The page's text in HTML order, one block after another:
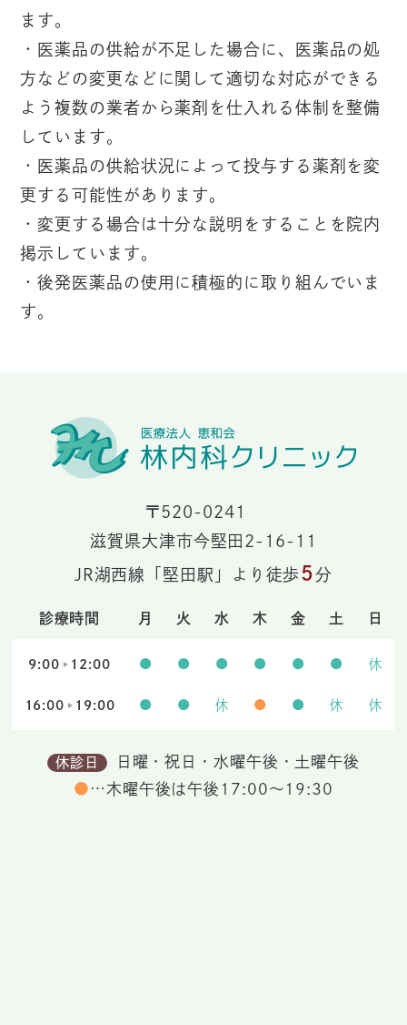
ます。
・医薬品の供給が不足した場合に、医薬品の処
方などの変更などに関して適切な対応ができる
よう複数の業者から薬剤を仕入れる体制を整備
しています。
・医薬品の供給状況によって投与する薬剤を変
更する可能性があります。
・変更する場合は十分な説明をすることを院内
掲示しています。
・後発医薬品の使用に積極的に取り組んでいま
す。
〒520-0241
滋賀県大津市今堅田2-16-11
JR湖西線「堅田駅」より徒歩5分
診療時間 月 火 水 木 金 土 日
9:00 12:00 ● ● ● ● ● ● 休
16:00 19:00 ● ● 休 ● ● 休 休
休診日
日曜・祝日・水曜午後・土曜午後
● …木曜午後は午後17:00～19:30